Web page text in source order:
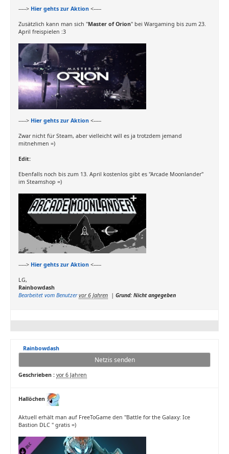
-----> Hier gehts zur Aktion <-----
Zusätzlich kann man sich "Master of Orion" bei Wargaming bis zum 23.
April freispielen :3
-----> Hier gehts zur Aktion <-----
Zwar nicht für Steam, aber vielleicht will es ja trotzdem jemand
mitnehmen =)
Edit:
Ebenfalls noch bis zum 13. April kostenlos gibt es "Arcade Moonlander"
im Steamshop =)
-----> Hier gehts zur Aktion <-----
LG,
Rainbowdash
Bearbeitet vom Benutzer vor 6 Jahren | Grund: Nicht angegeben
Rainbowdash
Netzis senden
Geschrieben : vor 6 Jahren
Hallöchen
Aktuell erhält man auf FreeToGame den "Battle for the Galaxy: Ice
Bastion DLC " gratis =)